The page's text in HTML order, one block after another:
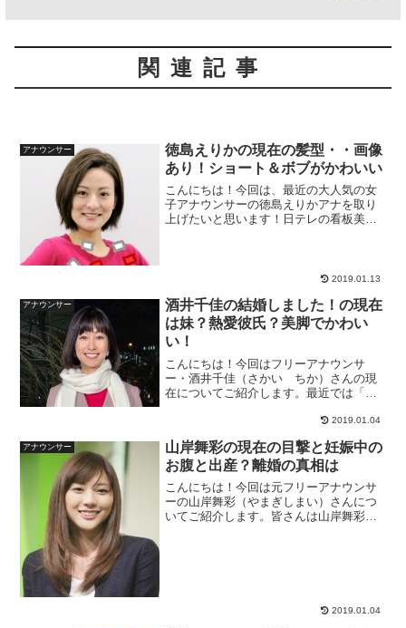
関連記事
アナウンサー
徳島えりかの現在の髪型・・画像
あり！ショート＆ボブがかわいい
こんにちは！今回は、最近の大人気の女
子アナウンサーの徳島えりかアナを取り
上げたいと思います！日テレの看板美人
2019.01.13
アナウンサー
酒井千佳の結婚しました！の現在
は妹？熱愛彼氏？美脚でかわい
い！
こんにちは！今回はフリーアナウンサ
ー・酒井千佳（さかい ちか）さんの現
在についてご紹介します。最近では「結
騒がせたこともありましたね。熱愛の彼
の真相は・・・？早速みてい...
2019.01.04
アナウンサー
山岸舞彩の現在の目撃と妊娠中の
お腹と出産？離婚の真相は
こんにちは！今回は元フリーアナウンサ
ーの山岸舞彩（やまぎしまい）さんにつ
いてご紹介します。皆さんは山岸舞彩さ
2019.01.04